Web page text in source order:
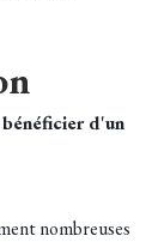
d'un
nombreuses